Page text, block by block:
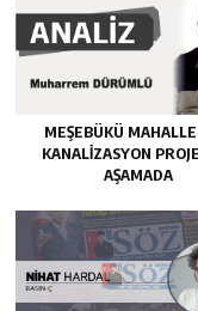
MEŞEBÜKÜ
KANALİZASYON
AŞAMADA